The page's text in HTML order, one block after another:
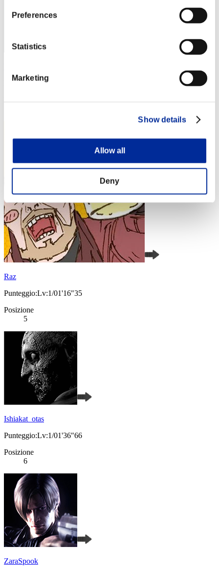
Preferences
Statistics
Marketing
Show details
Allow all
Deny
Punteggio:Lv:1/01'15"07
Posizione
Raz
Punteggio:Lv:1/01'16"35
Posizione
5
Ishiakat_otas
Punteggio:Lv:1/01'36"66
Posizione
6
ZaraSpook